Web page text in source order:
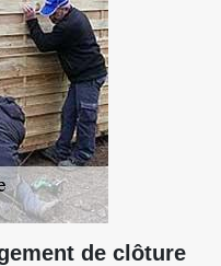
de clôture